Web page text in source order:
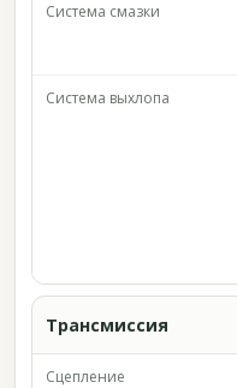
Система смазки
Система выхлопа
Трансмиссия
Сцепление